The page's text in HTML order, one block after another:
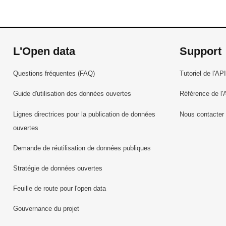
L'Open data
Questions fréquentes (FAQ)
Guide d'utilisation des données ouvertes
Lignes directrices pour la publication de données
ouvertes
Demande de réutilisation de données publiques
Stratégie de données ouvertes
Feuille de route pour l'open data
Gouvernance du projet
Support
Tutoriel de l'API
Référence de
Nous contacter